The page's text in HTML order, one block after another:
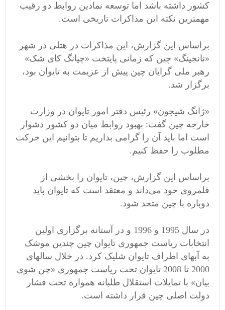
کشور داشته باشد اما توسعه نمادین روابط دو رقیب
مهمترین نکته این مذاکرات تاریخی است.
براساس این گزارش، این مذاکرات در هتلی در شهر
«نانجینگ» چین که زمانی پایتخت «چیانگ کای شک»
رهبر ملی گرایان چین پیش از عزیمت به تایوان بود،
برگزار شد.
«ژانگ شیجون» رئیس دفتر امور تایوان در وزارت
خارجه چین گفت: بهبود روابط میان دو کشور دشوار
است اما باید آن را گرامی بداریم تا بتوانیم این حرکت
مطلوب را حفظ کنیم.
براساس این گزارش، چین، تایوان را بخشی از
قلمروی خود می‌داند و معتقد است که تایوان باید
دوباره با چین متحد شود.
در سال 1995 و 1996 و در آستانه برگزاری اولین
انتخابات ریاست جمهوری تایوان چین چندین موشک
به آبهای اطراف تایوان شلیک کرد. در خلال سالهای
2000 تا 2008 تایوان تحت ریاست جمهوری «چن شوی
بیان» با تمایلات استقلال طلبانه همواره تحت فشار
دولت اصلی چین قرار داشته است.